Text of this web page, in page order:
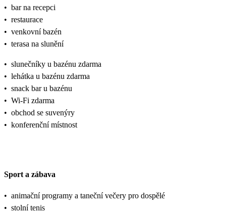
• bar na recepci
• restaurace
• venkovní bazén
• terasa na slunění
• slunečníky u bazénu zdarma
• lehátka u bazénu zdarma
• snack bar u bazénu
• Wi-Fi zdarma
• obchod se suvenýry
• konferenční místnost
Sport a zábava
• animační programy a taneční večery pro dospělé
• stolní tenis